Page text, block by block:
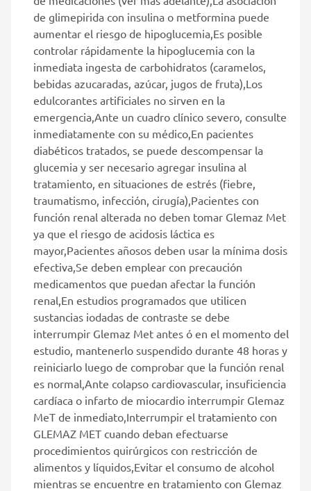
de glimepirida con insulina o metformina puede
aumentar el riesgo de hipoglucemia,Es posible
controlar rápidamente la hipoglucemia con la
inmediata ingesta de carbohidratos (caramelos,
bebidas azucaradas, azúcar, jugos de fruta),Los
edulcorantes artificiales no sirven en la
emergencia,Ante un cuadro clínico severo, consulte
inmediatamente con su médico,En pacientes
diabéticos tratados, se puede descompensar la
glucemia y ser necesario agregar insulina al
tratamiento, en situaciones de estrés (fiebre,
traumatismo, infección, cirugía),Pacientes con
función renal alterada no deben tomar Glemaz Met
ya que el riesgo de acidosis láctica es
mayor,Pacientes añosos deben usar la mínima dosis
efectiva,Se deben emplear con precaución
medicamentos que puedan afectar la función
renal,En estudios programados que utilicen
sustancias iodadas de contraste se debe
interrumpir Glemaz Met antes ó en el momento del
estudio, mantenerlo suspendido durante 48 horas y
reiniciarlo luego de comprobar que la función renal
es normal,Ante colapso cardiovascular, insuficiencia
cardíaca o infarto de miocardio interrumpir Glemaz
MeT de inmediato,Interrumpir el tratamiento con
GLEMAZ MET cuando deban efectuarse
procedimientos quirúrgicos con restricción de
alimentos y líquidos,Evitar el consumo de alcohol
mientras se encuentre en tratamiento con Glemaz